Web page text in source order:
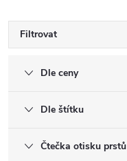
Filtrovat
Dle ceny
Dle štítku
Čtečka otisku prstů